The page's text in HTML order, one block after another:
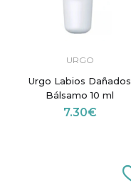
URGO
Urgo Labios Dañados
Bálsamo 10 ml
7.30€